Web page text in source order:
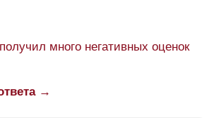
много негативных оценок
→